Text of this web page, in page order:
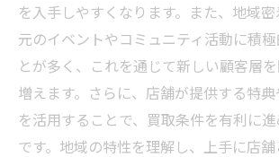
を入手しやすくなります。また、地域
元のイベントやコミュニティ活動に積
とが多く、これを通じて新しい顧客層
増えます。さらに、店舗が提供する特
を活用することで、買取条件を有利に
です。地域の特性を理解し、上手に店